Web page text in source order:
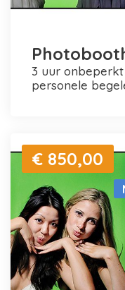
3 uur onbeperkt foto's maken en printen +
personele
€ 850,00